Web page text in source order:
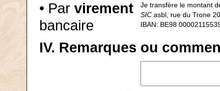
• Par virement
bancaire
Je transfère le montant
SIC asbl, rue du Trone
IBAN: BE98
IV. Remarques ou